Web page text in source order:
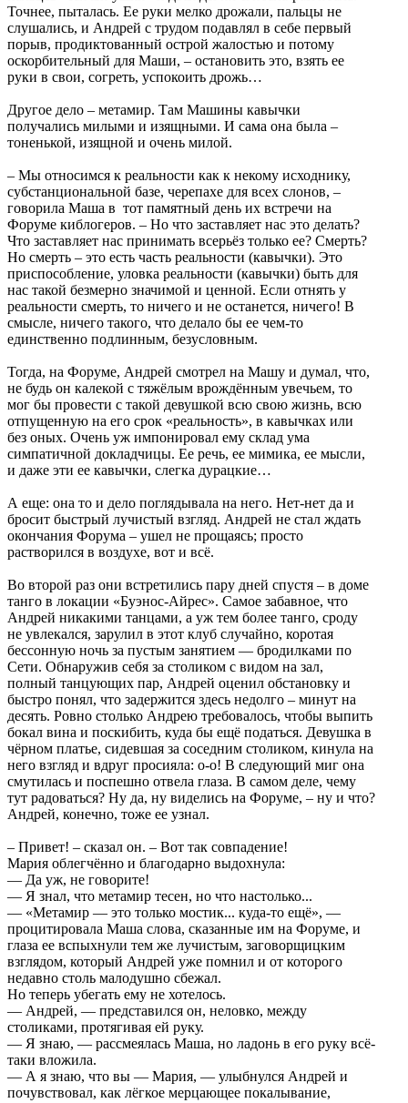
Точнее, пыталась. Ее руки мелко дрожали, пальцы не
слушались, и Андрей с трудом подавлял в себе первый
порыв, продиктованный острой жалостью и потому
оскорбительный для Маши, – остановить это, взять ее
руки в свои, согреть, успокоить дрожь…
Другое дело – метамир. Там Машины кавычки
получались милыми и изящными. И сама она была –
тоненькой, изящной и очень милой.
– Мы относимся к реальности как к некому исходнику,
субстанциональной базе, черепахе для всех слонов, –
говорила Маша в тот памятный день их встречи на
Форуме киблогеров. – Но что заставляет нас это делать?
Что заставляет нас принимать всерьёз только ее? Смерть?
Но смерть – это есть часть реальности (кавычки). Это
приспособление, уловка реальности (кавычки) быть для
нас такой безмерно значимой и ценной. Если отнять у
реальности смерть, то ничего и не останется, ничего! В
смысле, ничего такого, что делало бы ее чем-то
единственно подлинным, безусловным.
Тогда, на Форуме, Андрей смотрел на Машу и думал, что,
не будь он калекой с тяжёлым врождённым увечьем, то
мог бы провести с такой девушкой всю свою жизнь, всю
отпущенную на его срок «реальность», в кавычках или
без оных. Очень уж импонировал ему склад ума
симпатичной докладчицы. Ее речь, ее мимика, ее мысли,
и даже эти ее кавычки, слегка дурацкие…
А еще: она то и дело поглядывала на него. Нет-нет да и
бросит быстрый лучистый взгляд. Андрей не стал ждать
окончания Форума – ушел не прощаясь; просто
растворился в воздухе, вот и всё.
Во второй раз они встретились пару дней спустя – в доме
танго в локации «Буэнос-Айрес». Самое забавное, что
Андрей никакими танцами, а уж тем более танго, сроду
не увлекался, зарулил в этот клуб случайно, коротая
бессонную ночь за пустым занятием — бродилками по
Сети. Обнаружив себя за столиком с видом на зал,
полный танцующих пар, Андрей оценил обстановку и
быстро понял, что задержится здесь недолго – минут на
десять. Ровно столько Андрею требовалось, чтобы выпить
бокал вина и поскибить, куда бы ещё податься. Девушка в
чёрном платье, сидевшая за соседним столиком, кинула на
него взгляд и вдруг просияла: о-о! В следующий миг она
смутилась и поспешно отвела глаза. В самом деле, чему
тут радоваться? Ну да, ну виделись на Форуме, – ну и что?
Андрей, конечно, тоже ее узнал.
– Привет! – сказал он. – Вот так совпадение!
Мария облегчённо и благодарно выдохнула:
— Да уж, не говорите!
— Я знал, что метамир тесен, но что настолько...
— «Метамир — это только мостик... куда-то ещё», —
процитировала Маша слова, сказанные им на Форуме, и
глаза ее вспыхнули тем же лучистым, заговорщицким
взглядом, который Андрей уже помнил и от которого
недавно столь малодушно сбежал.
Но теперь убегать ему не хотелось.
— Андрей, — представился он, неловко, между
столиками, протягивая ей руку.
— Я знаю, — рассмеялась Маша, но ладонь в его руку всё-
таки вложила.
— А я знаю, что вы — Мария, — улыбнулся Андрей и
почувствовал, как лёгкое мерцающее покалывание,